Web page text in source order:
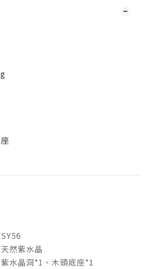
然紫水晶
水晶洞*1、木頭底座*1